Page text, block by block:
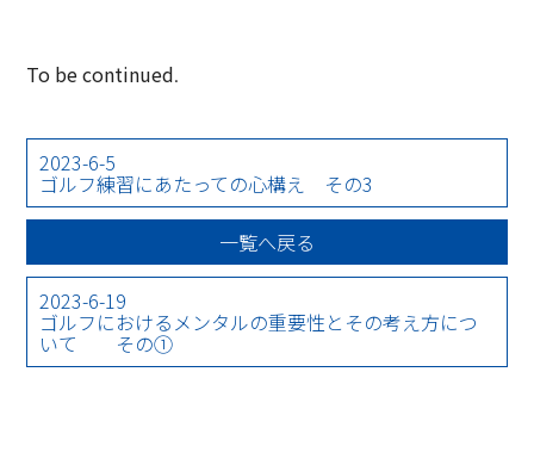
To be continued.
2023-6-5
ゴルフ練習にあたっての心構え その3
一覧へ戻る
2023-6-19
ゴルフにおけるメンタルの重要性とその考え方につ
いて その①